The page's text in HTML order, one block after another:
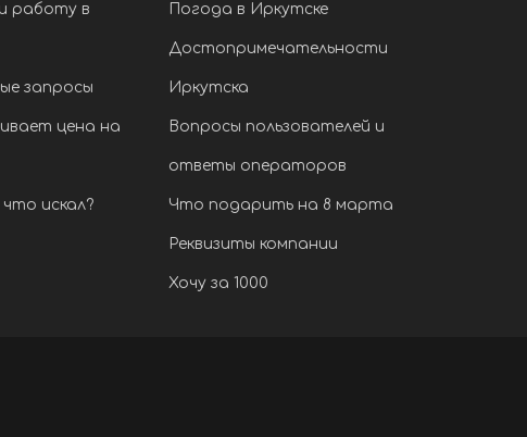
работу в
запросы
цена на
искал?
Погода в Иркутске
Достопримечательности
Иркутска
Вопросы пользователей и
ответы операторов
Что подарить на 8 марта
Реквизиты компании
Хочу за 1000